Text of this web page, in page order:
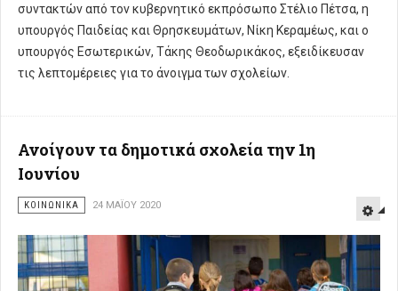
συντακτών από τον κυβερνητικό εκπρόσωπο Στέλιο Πέτσα, η
υπουργός Παιδείας και Θρησκευμάτων, Νίκη Κεραμέως, και ο
υπουργός Εσωτερικών, Τάκης Θεοδωρικάκος, εξειδίκευσαν
τις λεπτομέρειες για το άνοιγμα των σχολείων.
Ανοίγουν τα δημοτικά σχολεία την 1η
Ιουνίου
ΚΟΙΝΩΝΙΚΑ 24 ΜΑΪ́ΟΥ 2020